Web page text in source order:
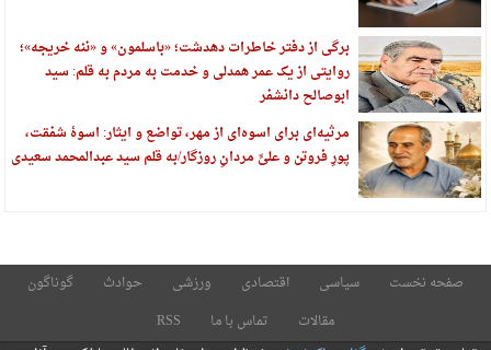
برگی از دفتر خاطرات دهدشت؛ «باسلمون» و «ننه خریجه»؛
روایتی از یک عمر همدلی و خدمت به مردم به قلم: سید
ابوصالح دانشفر
مرثیه‌ای برای اسوه‌ای از مهر، تواضع و ایثار: اسوهٔ شفقت،
پورِ فروتن و علیِّ مردانِ روزگار/به قلم سید عبدالمحمد سعیدی
صفحه نخست سیاسی اقتصادی ورزشی حوادث
گوناگون
مقالات
تماس با ما
RSS